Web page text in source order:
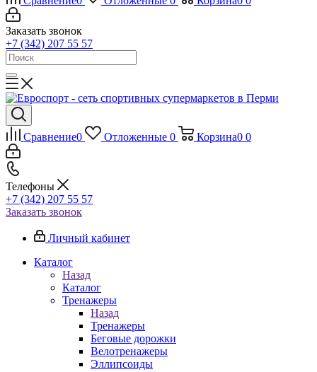
Заказать звонок
+7 (342) 207 55 57
Сравнение0 Отложенные 0 Корзина0 0
Телефоны
+7 (342) 207 55 57
Заказать звонок
Личный кабинет
Каталог
Назад
Каталог
Тренажеры
Назад
Тренажеры
Беговые дорожки
Велотренажеры
Эллипсоиды